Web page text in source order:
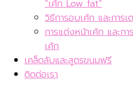
“เค้ก Low fat”
วิธีการอบเค้ก และการ
การแต่งหน้าเค้ก และก
เค้ก
เคล็ดลับและสูตรขนมฟรี
ติดต่อเรา